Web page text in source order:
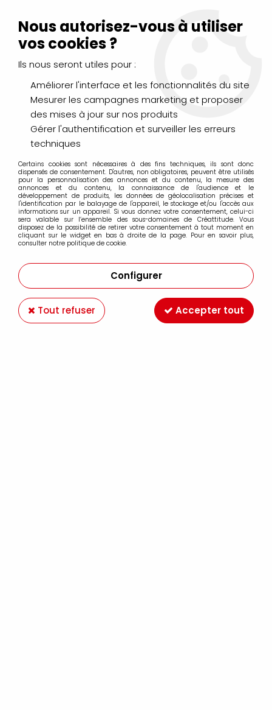
(France, Belgique et Luxembourg)
Service client
Le Mans
Accueil >PEINTURES >Vernis et Médiums >Huile
LEFRANC BOURGEOIS
Nous autorisez-vous à utiliser
vos cookies ?
Ils nous seront utiles pour :
Améliorer l'interface et les fonctionnalités du site
Mesurer les campagnes marketing et proposer
des mises à jour sur nos produits
Gérer l'authentification et surveiller les erreurs
techniques
Certains cookies sont nécessaires à des fins techniques, ils sont donc
dispensés de consentement. D'autres, non obligatoires, peuvent être utilisés
pour la personnalisation des annonces et du contenu, la mesure des
annonces et du contenu, la connaissance de l'audience et le
développement de produits, les données de géolocalisation précises et
l'identification par le balayage de l'appareil, le stockage et/ou l'accès aux
informations sur un appareil. Si vous donnez votre consentement, celui-ci
sera valable sur l’ensemble des sous-domaines de Créattitude. Vous
disposez de la possibilité de retirer votre consentement à tout moment en
cliquant sur le widget en bas à droite de la page. Pour en savoir plus,
consulter notre politique de cookie.
Configurer
Tout refuser Accepter tout